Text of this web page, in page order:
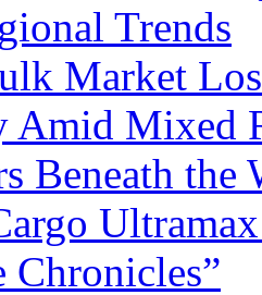
Market
Amid Mixed